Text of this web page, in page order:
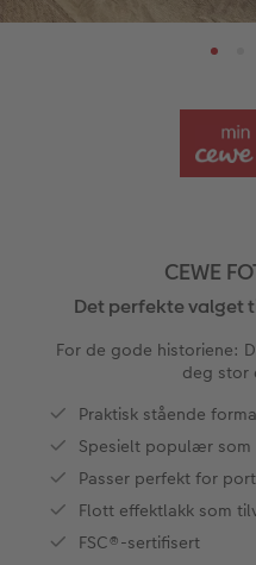
Papirtyper
Anledninger
Adobe®
Gratis
CEWE
Minnelomme
Bilde i
Bilde på
Bilde på tre
Fotoplakat
Fotocollage
hexxas
Art prints
Tilbehør
Fremkall
Inspirasjon
Gratis
Dekorasjon
Tekstiler
Art prints
Fyll selv
Kjæledyr
Inspirasjon
Inspirasjon
Invitasjoner
Design selv
Foldekort
Postkort
Kort med
Bordkort
Menykort
Inspirasjon
Tilbehør
CEWE
Det perfekte valget
For de gode historiene:
deg stor
Praktisk stående
Spesielt populær
Passer perfekt for
Flott effektlakk som
FSC®-sertifisert